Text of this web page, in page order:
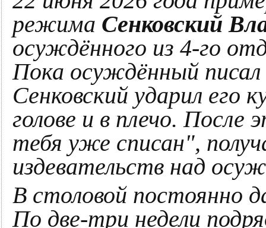
режима Сенковский
осуждённого из 4-го
Пока осуждённый писал
Сенковский ударил его
голове и в плечо. После
тебя уже списан",
издевательств над
В столовой постоянно
По две-три недели